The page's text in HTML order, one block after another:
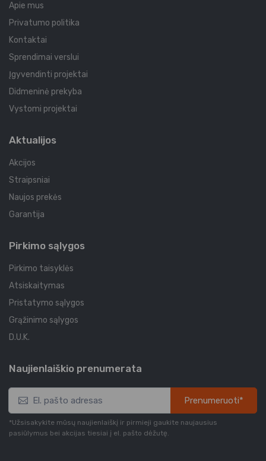
Apie mus
Privatumo politika
Kontaktai
Sprendimai verslui
Įgyvendinti projektai
Didmeninė prekyba
Vystomi projektai
Aktualijos
Akcijos
Straipsniai
Naujos prekės
Garantija
Pirkimo sąlygos
Pirkimo taisyklės
Atsiskaitymas
Pristatymo sąlygos
Grąžinimo sąlygos
D.U.K.
Naujienlaiškio prenumerata
Prenumeruoti*
*Užsisakykite mūsų naujienlaiškį ir pirmieji gaukite naujausius
pasiūlymus bei akcijas tiesiai į el. pašto dėžutę.